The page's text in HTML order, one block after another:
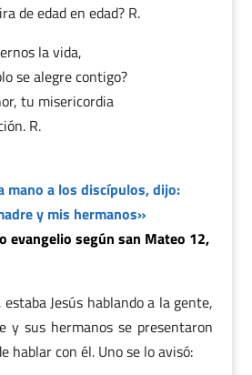
de edad en edad? R.
la vida,
se alegre contigo?
tu misericordia
R.
mano a los discípulos, dijo:
y mis hermanos»
evangelio según san Mateo 12,
Jesús hablando a la gente,
y sus hermanos se presentaron
hablar con él. Uno se lo avisó: